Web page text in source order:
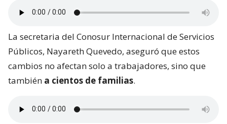
La secretaria del Conosur Internacional de Servicios
Públicos, Nayareth Quevedo, aseguró que estos
cambios no afectan solo a trabajadores, sino que
también a cientos de familias.